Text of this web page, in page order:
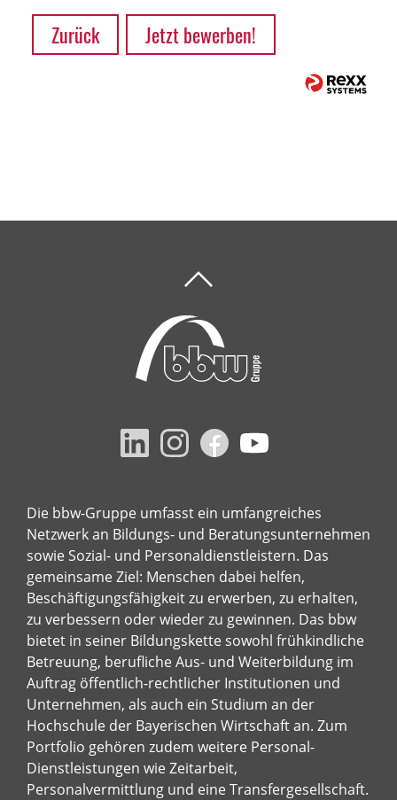
Zurück Jetzt bewerben!
Die bbw-Gruppe umfasst ein umfangreiches
Netzwerk an Bildungs- und Beratungsunternehmen
sowie Sozial- und Personaldienstleistern. Das
gemeinsame Ziel: Menschen dabei helfen,
Beschäftigungsfähigkeit zu erwerben, zu erhalten,
zu verbessern oder wieder zu gewinnen. Das bbw
bietet in seiner Bildungskette sowohl frühkindliche
Betreuung, berufliche Aus- und Weiterbildung im
Auftrag öffentlich-rechtlicher Institutionen und
Unternehmen, als auch ein Studium an der
Hochschule der Bayerischen Wirtschaft an. Zum
Portfolio gehören zudem weitere Personal-
Dienstleistungen wie Zeitarbeit,
Personalvermittlung und eine Transfergesellschaft.